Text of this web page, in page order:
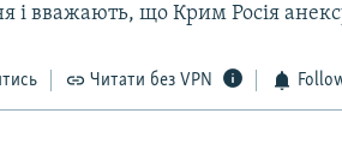
і вважають, що Крим Росія
Читати без VPN